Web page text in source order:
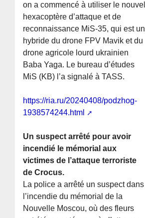
on a commencé à utiliser le nouvel
hexacoptère d’attaque et de
reconnaissance MiS-35, qui est un
hybride du drone FPV Mavik et du
drone agricole lourd ukrainien
Baba Yaga. Le bureau d’études
MiS (KB) l’a signalé à TASS.
https://ria.ru/20240408/podzhog-
1938574244.html
Un suspect arrêté pour avoir
incendié le mémorial aux
victimes de l’attaque terroriste
de Crocus.
La police a arrêté un suspect dans
l’incendie du mémorial de la
Nouvelle Moscou, où des fleurs